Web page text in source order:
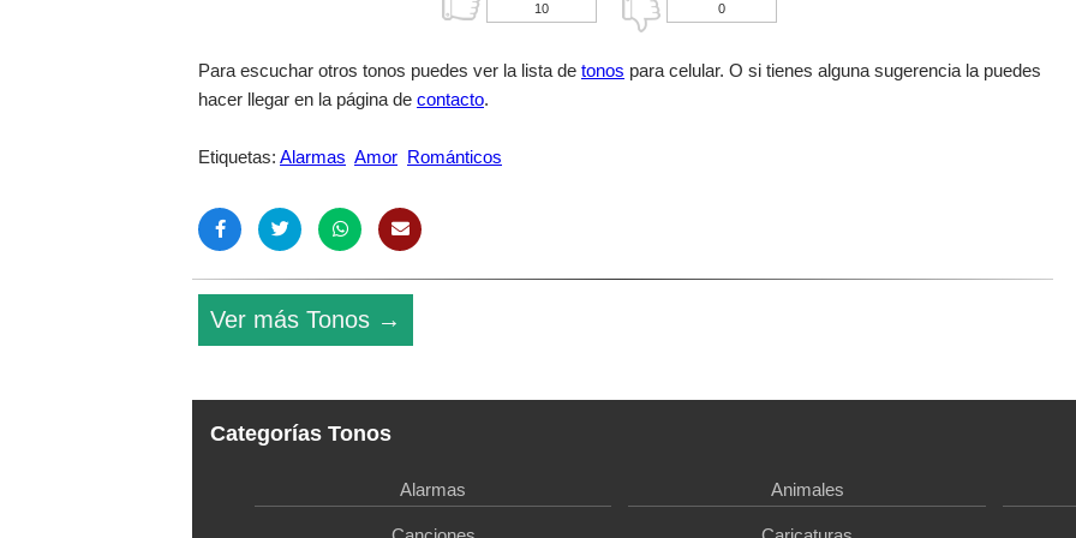
10 0
Para escuchar otros tonos puedes ver la lista de tonos para celular. O si tienes alguna sugerencia la puedes
hacer llegar en la página de contacto.
Etiquetas: Alarmas Amor Románticos
Ver más Tonos →
Categorías Tonos
Alarmas Animales